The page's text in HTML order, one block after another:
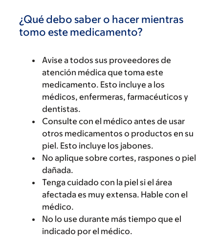
¿Qué debo saber o hacer mientras
tomo este medicamento?
Avise a todos sus proveedores de
atención médica que toma este
medicamento. Esto incluye a los
médicos, enfermeras, farmacéuticos y
dentistas.
Consulte con el médico antes de usar
otros medicamentos o productos en su
piel. Esto incluye los jabones.
No aplique sobre cortes, raspones o piel
dañada.
Tenga cuidado con la piel si el área
afectada es muy extensa. Hable con el
médico.
No lo use durante más tiempo que el
indicado por el médico.